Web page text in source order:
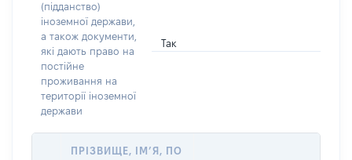
(підданство)
іноземної держави,
а також документи,
які дають право на
постійне
проживання на
території іноземної
держави
Так
ПРІЗВИЩЕ, ІМ’Я, ПО